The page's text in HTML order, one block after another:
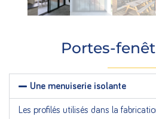
Portes-
Une menuiserie isolante
Les profilés utilisés dans la